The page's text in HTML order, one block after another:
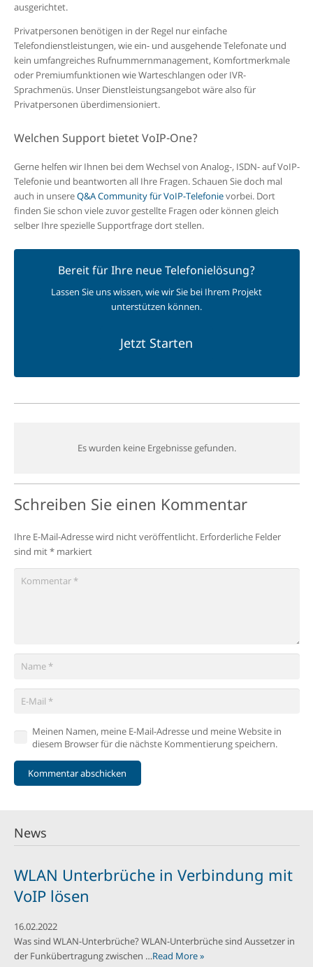
ausgerichtet.
Privatpersonen benötigen in der Regel nur einfache
Telefondienstleistungen, wie ein- und ausgehende Telefonate und
kein umfangreiches Rufnummernmanagement, Komfortmerkmale
oder Premiumfunktionen wie Warteschlangen oder IVR-
Sprachmenüs. Unser Dienstleistungsangebot wäre also für
Privatpersonen überdimensioniert.
Welchen Support bietet VoIP-One?
Gerne helfen wir Ihnen bei dem Wechsel von Analog-, ISDN- auf VoIP-
Telefonie und beantworten all Ihre Fragen. Schauen Sie doch mal
auch in unsereQ&A Community für VoIP-Telefonievorbei. Dort
finden Sie schon viele zuvor gestellte Fragen oder können gleich
selber Ihre spezielle Supportfrage dort stellen.
Bereit für Ihre neue Telefonielösung?
Lassen Sie uns wissen, wie wir Sie bei Ihrem Projekt
unterstützen können.
Jetzt Starten
Es wurden keine Ergebnisse gefunden.
Schreiben Sie einen Kommentar
Ihre E-Mail-Adresse wird nicht veröffentlicht. Erforderliche Felder
sind mit*markiert
Meinen Namen, meine E-Mail-Adresse und meine Website in
diesem Browser für die nächste Kommentierung speichern.
Kommentar abschicken
News
WLAN Unterbrüche in Verbindung mit
VoIP lösen
16.02.2022
Was sind WLAN-Unterbrüche? WLAN-Unterbrüche sind Aussetzer in
der Funkübertragung zwischen …Read More »